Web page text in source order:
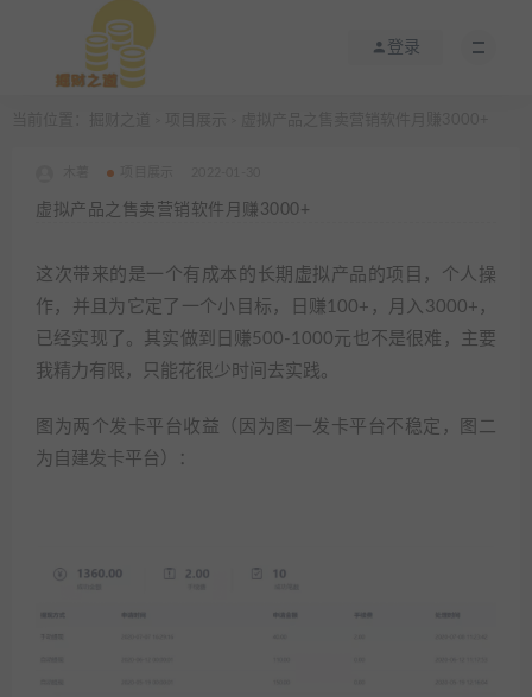
登录
虚拟产品之售卖营销软件月赚3000+
这次带来的是一个有成本的长期虚拟产品的项目，个人操
作，并且为它定了一个小目标，日赚100+，月入3000+，
已经实现了。其实做到日赚500-1000元也不是很难，主要
我精力有限，只能花很少时间去实践。
图为两个发卡平台收益（因为图一发卡平台不稳定，图二
为自建发卡平台）：